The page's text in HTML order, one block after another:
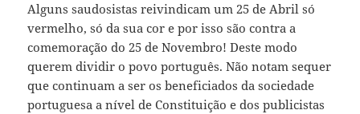
Alguns saudosistas reivindicam um 25 de Abril só
vermelho, só da sua cor e por isso são contra a
comemoração do 25 de Novembro! Deste modo
querem dividir o povo português. Não notam sequer
que continuam a ser os beneficiados da sociedade
portuguesa a nível de Constituição e dos publicistas